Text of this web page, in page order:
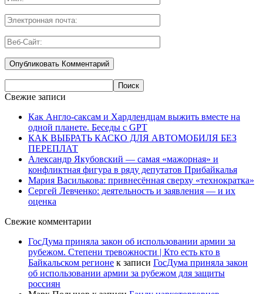
Свежие записи
Как Англо-саксам и Хардлендцам выжить вместе на
одной планете. Беседы с GPT
КАК ВЫБРАТЬ КАСКО ДЛЯ АВТОМОБИЛЯ БЕЗ
ПЕРЕПЛАТ
Александр Якубовский — самая «мажорная» и
конфликтная фигура в ряду депутатов Прибайкалья
Мария Василькова: привнесённая сверху «технократка»
Сергей Левченко: деятельность и заявления — и их
оценка
Свежие комментарии
ГосДума приняла закон об использовании армии за
рубежом. Степени тревожности | Кто есть кто в
Байкальском регионе к записи ГосДума приняла закон
об использовании армии за рубежом для защиты
россиян